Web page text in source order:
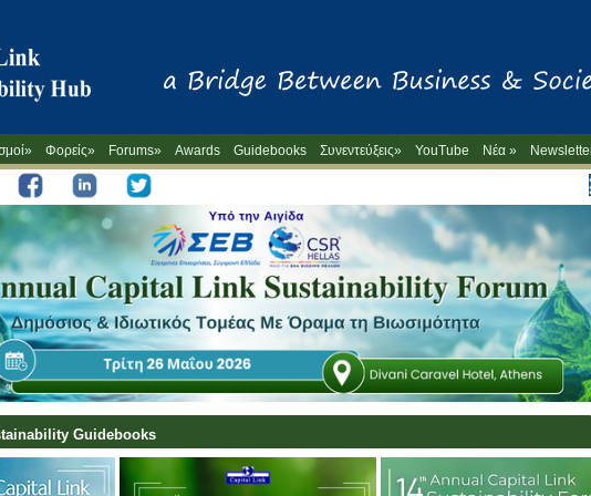
Φορείς» Forums» Awards Guidebooks Συνεντεύξεις» YouTube
Νέα »
-->
Guidebooks